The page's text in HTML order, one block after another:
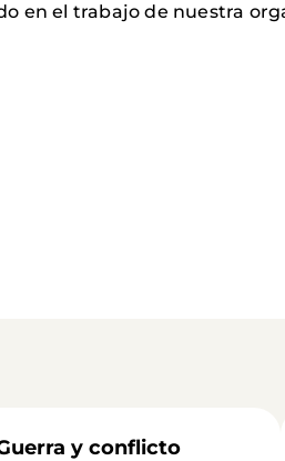
en el trabajo de nuestra
y conflicto